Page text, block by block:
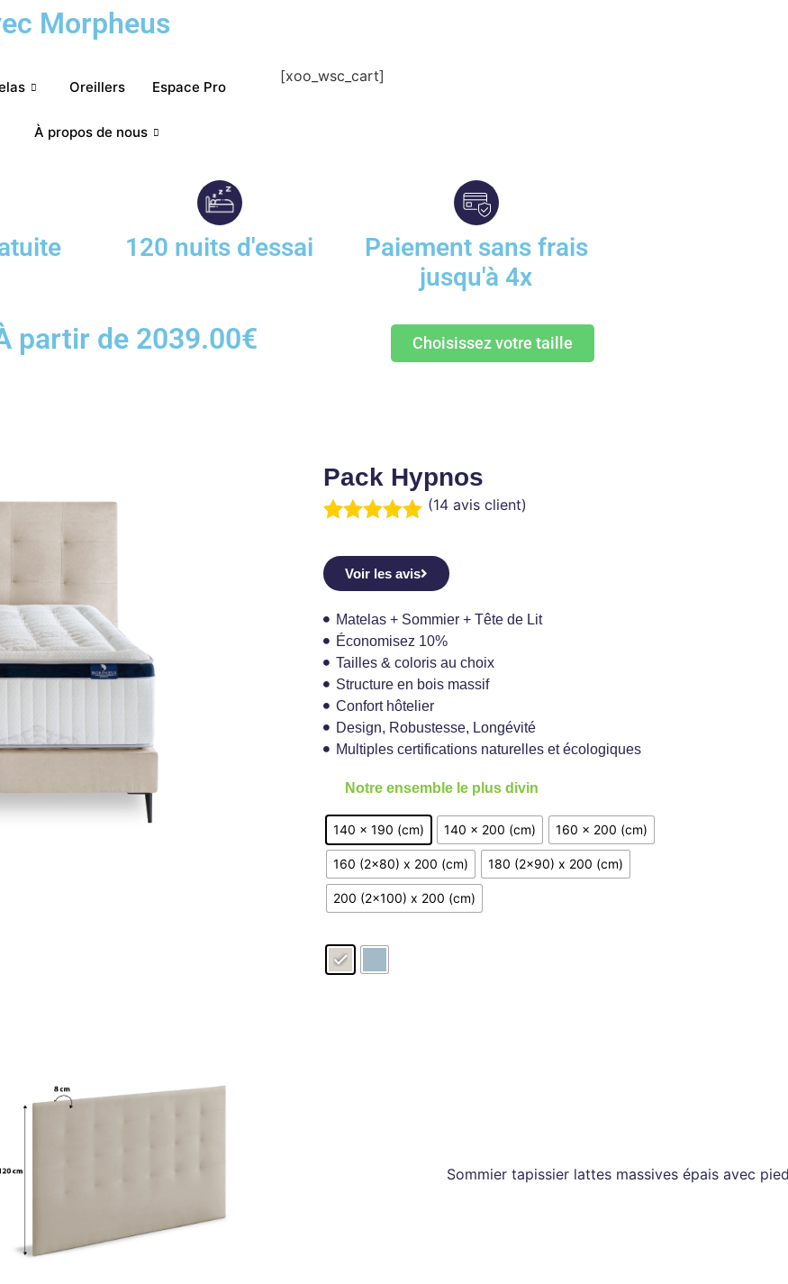
Morpheus
Oreillers Espace Pro
À propos de nous
[xoo_wsc_cart]
120 nuits d'essai
Paiement sans frais
jusqu'à 4x
partir de 2039.00€ Choisissez votre taille
Pack Hypnos
sur 5
basé sur
notations
(14 avis client)
Voir les avis
Matelas + Sommier + Tête de Lit
Économisez 10%
Tailles & coloris au choix
Structure en bois massif
Confort hôtelier
Design, Robustesse, Longévité
Multiples certifications naturelles et écologiques
Notre ensemble le plus divin
140 x 190 (cm) 140 x 200 (cm) 160 x 200 (cm)
160 (2x80) x 200 (cm) 180 (2x90) x 200 (cm)
200 (2x100) x 200 (cm)